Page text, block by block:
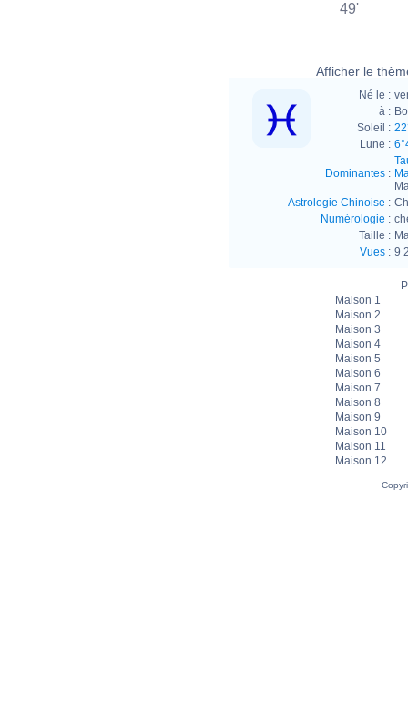
49'
Afficher le
Né le :
à :
Soleil :
Lune :
Dominantes:
Astrologie Chinoise :
Numérologie :
Taille :
Vues: 9
Maison 1
Maison 2
Maison 3
Maison 4
Maison 5
Maison 6
Maison 7
Maison 8
Maison 9
Maison 10
Maison 11
Maison 12